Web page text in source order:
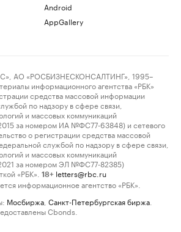
Android
AppGallery
АО «РОСБИЗНЕСКОНСАЛТИНГ», 1995–
информационного агентства «РБК»
средства массовой информации
по надзору в сфере связи,
и массовых коммуникаций
за номером ИА №ФС77-63848) и сетевого
о регистрации средства массовой
службой по надзору в сфере связи,
и массовых коммуникаций
за номером ЭЛ №ФС77-82385)
«РБК».
18+ letters@rbc.ru
информационное агентство «РБК».
Мосбиржа Санкт-Петербургская биржа
Cbonds.